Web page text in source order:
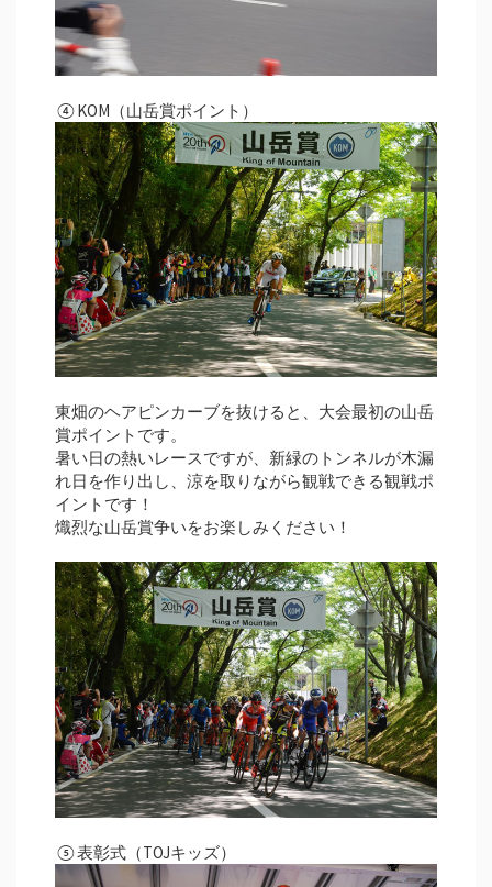
④KOM（山岳賞ポイント）
東畑のヘアピンカーブを抜けると、大会最初の山岳
賞ポイントです。
暑い日の熱いレースですが、新緑のトンネルが木漏
れ日を作り出し、涼を取りながら観戦できる観戦ポ
イントです！
熾烈な山岳賞争いをお楽しみください！
⑤表彰式（TOJキッズ）